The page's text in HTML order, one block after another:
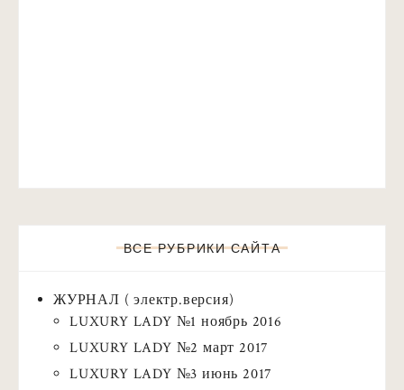
ВСЕ РУБРИКИ САЙТА
ЖУРНАЛ ( электр.версия)
LUXURY LADY №1 ноябрь 2016
LUXURY LADY №2 март 2017
LUXURY LADY №3 июнь 2017